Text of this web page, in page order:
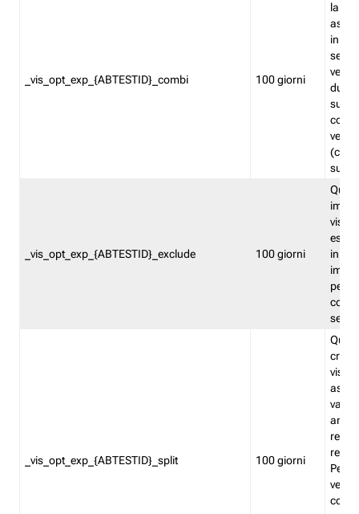
_vis_opt_exp_{ABTESTID}_combi 100 giorni
la
in
_vis_opt_exp_{ABTESTID}_exclude 100 giorni
in
_vis_opt_exp_{ABTESTID}_split 100 giorni